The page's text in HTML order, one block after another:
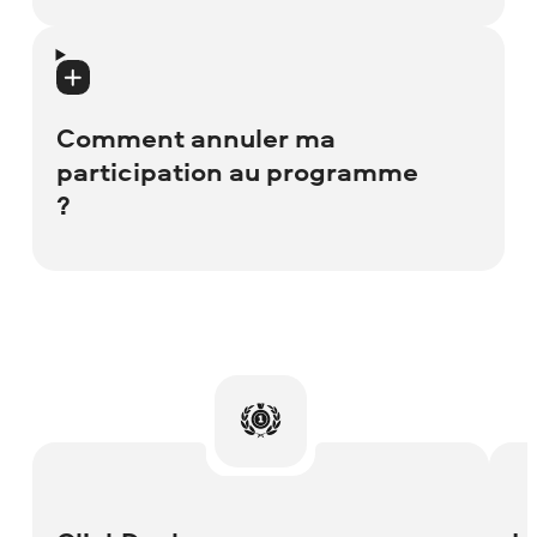
Si une personne a renvoyé le produit, la
période de validité des cookies a expiré ou
les conditions de la politique d'affiliation
ont été enfreintes, nous nous réservons le
droit d'annuler la commission.
Comment annuler ma
participation au programme
?
Si cela vous arrive, veuillez nous contacter
pour obtenir plus d'informations.